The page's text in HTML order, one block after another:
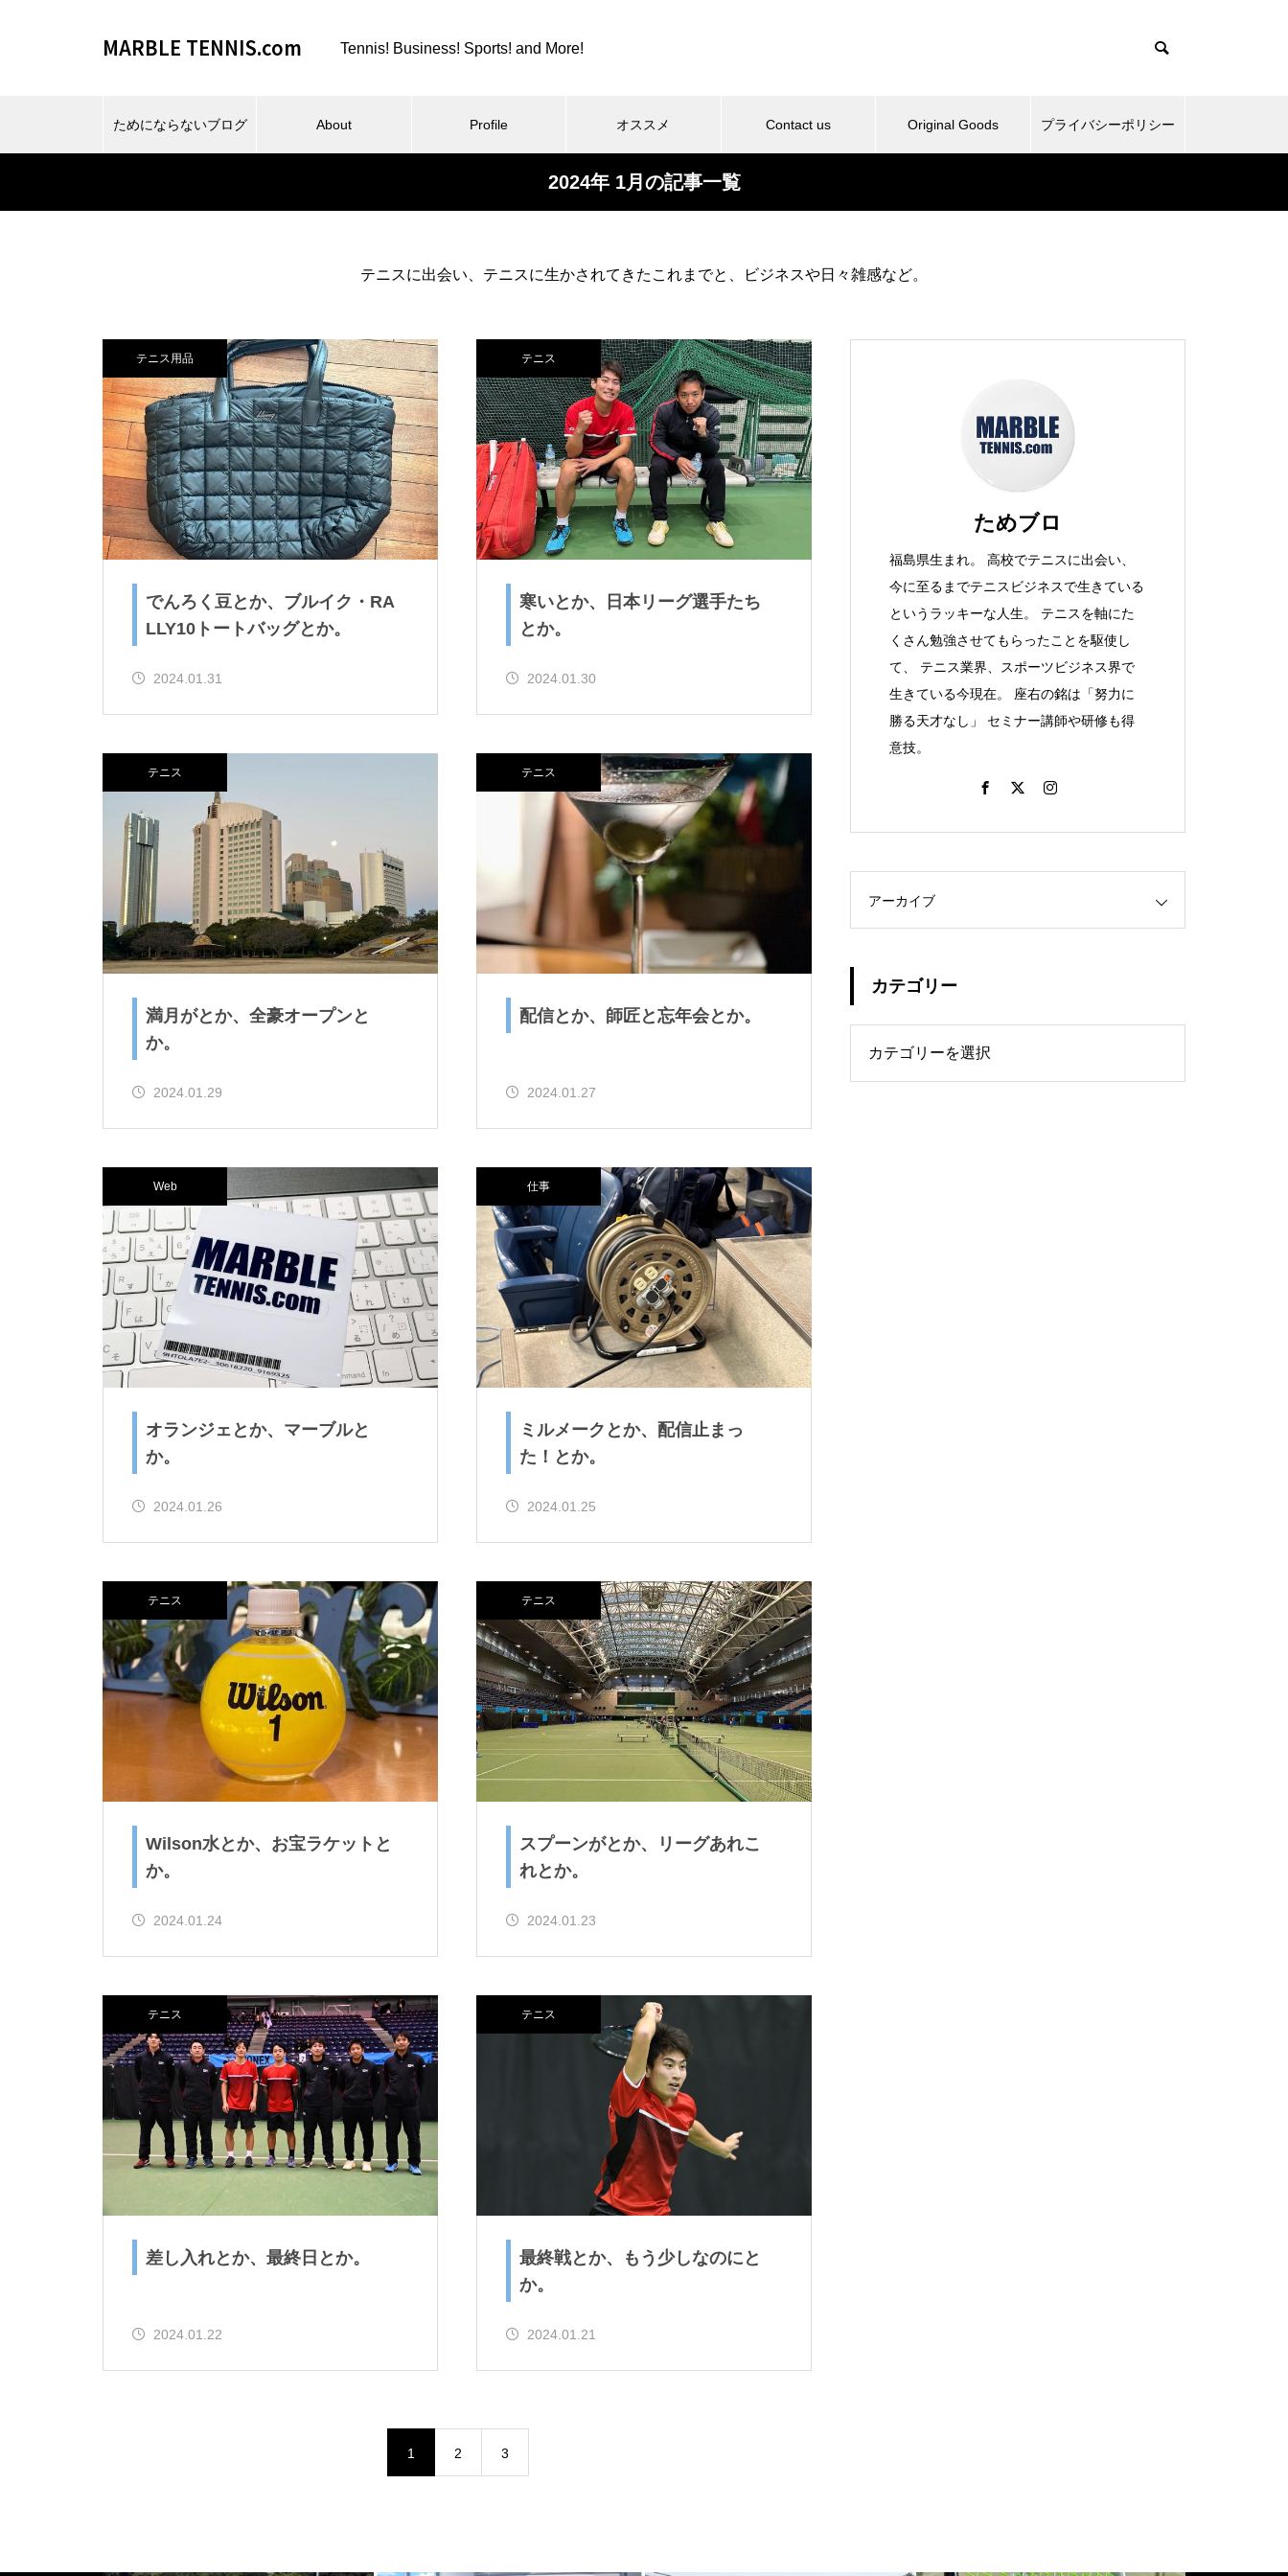
MARBLE TENNIS.com Tennis! Business! Sports! and More!
ためにならないブログ About Profile オススメ Contact us Original Goods プライバシーポリシー
スポーツ
ビーチスポーツとか、夏とか。
カツカレーとか、紫カントリー
仕事場とか、REC FESTA と
か。
コロンビア８とか、全日本９位
ですとか。
ベッドとか、ピックルボールと
か。
球とか。
か。
つけめんとか、テニスをしよ
2024年 1月の記事一覧
テニスに出会い、テニスに生かされてきたこれまでと、ビジネスや日々雑感など。
テニス用品
でんろく豆とか、ブルイク・RA
LLY10トートバッグとか。
2024.01.31
テニス
寒いとか、日本リーグ選手たち
とか。
2024.01.30
テニス
満月がとか、全豪オープンと
か。
2024.01.29
テニス
配信とか、師匠と忘年会とか。
2024.01.27
Web
オランジェとか、マーブルと
か。
2024.01.26
仕事
ミルメークとか、配信止まっ
た！とか。
2024.01.25
テニス
Wilson水とか、お宝ラケットと
か。
2024.01.24
テニス
スプーンがとか、リーグあれこ
れとか。
2024.01.23
テニス
差し入れとか、最終日とか。
2024.01.22
テニス
最終戦とか、もう少しなのにと
か。
2024.01.21
1 2 3
ためブロ
福島県生まれ。 高校でテニスに出会い、
今に至るまでテニスビジネスで生きている
というラッキーな人生。 テニスを軸にた
くさん勉強させてもらったことを駆使し
て、 テニス業界、スポーツビジネス界で
生きている今現在。 座右の銘は「努力に
勝る天才なし」 セミナー講師や研修も得
意技。
アーカイブ
カテゴリー